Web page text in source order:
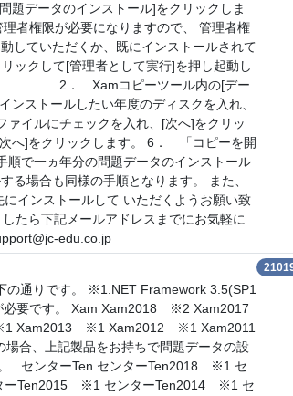
データのインストール]をクリックしま
権限が必要になりますので、 管理者権
していただくか、既にインストールされて
ックして[管理者として実行]を押し起動し
ーツール内の[デー
ストールしたい年度のディスクを入れ、
イルにチェックを入れ、[次へ]をクリッ
へ]をクリックします。 6． 「コピーを開
で一ヵ年分の問題データのインストール
る場合も同様の手順となります。 また、
インストールして いただくようお願い致
たら下記メールアドレスまでにお気軽に
edu.co.jp
の通りです。 ※1.NET Framework 3.5(SP1
必要です。 Xam Xam2018 ※2 Xam2017
※1 Xam2012 ※1 Xam2011
、上記製品をお持ちで問題データの設
。 センターTen センターTen2018 ※1 セ
Ten2015 ※1 センターTen2014 ※1 セ